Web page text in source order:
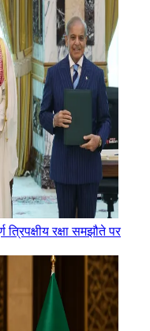
रक्षा समझौते पर